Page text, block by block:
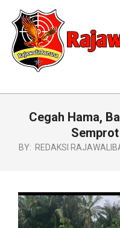
content
Primary
Cegah Hama,
BY: REDAKSI